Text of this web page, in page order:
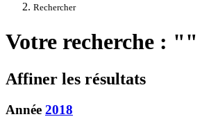
Rechercher
Votre recherche : ""
Affiner les résultats
Année 2018